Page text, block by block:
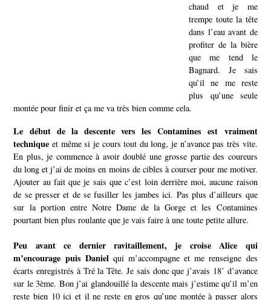
chaud et je me
trempe toute la tête
dans l’eau avant de
profiter de la bière
que me tend le
Bagnard. Je sais
qu’il ne me reste
plus qu’une seule
montée pour finir et ça me va très bien comme cela.
Le début de la descente vers les Contamines est vraiment
technique et même si je cours tout du long, je n’avance pas très vite.
En plus, je commence à avoir doublé une grosse partie des coureurs
du long et j’ai de moins en moins de cibles à courser pour me motiver.
Ajouter au fait que je sais que c’est loin derrière moi, aucune raison
de se presser et de se fusiller les jambes ici. Pas plus d’ailleurs que
sur la portion entre Notre Dame de la Gorge et les Contamines
pourtant bien plus roulante que je vais faire à une toute petite allure.
Peu avant ce dernier ravitaillement, je croise Alice qui
m’encourage puis Danielqui m’accompagne et me renseigne des
écarts enregistrés à Tré la Tête. Je sais donc que j’avais 18’ d’avance
sur le 3ème. Bon j’ai glandouillé la descente mais j’estime qu’il m’en
reste bien 10 ici et il ne reste en gros qu’une montée à passer alors